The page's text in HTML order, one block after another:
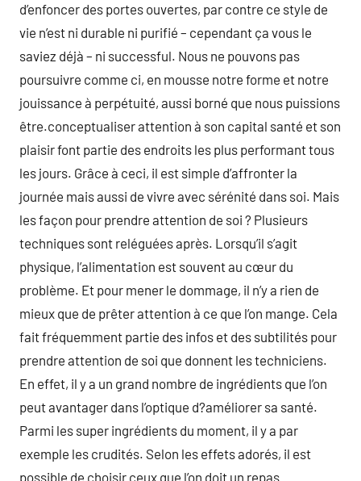
d’enfoncer des portes ouvertes, par contre ce style de
vie n’est ni durable ni purifié – cependant ça vous le
saviez déjà – ni successful. Nous ne pouvons pas
poursuivre comme ci, en mousse notre forme et notre
jouissance à perpétuité, aussi borné que nous puissions
être.conceptualiser attention à son capital santé et son
plaisir font partie des endroits les plus performant tous
les jours. Grâce à ceci, il est simple d’affronter la
journée mais aussi de vivre avec sérénité dans soi. Mais
les façon pour prendre attention de soi ? Plusieurs
techniques sont reléguées après. Lorsqu’il s’agit
physique, l’alimentation est souvent au cœur du
problème. Et pour mener le dommage, il n’y a rien de
mieux que de prêter attention à ce que l’on mange. Cela
fait fréquemment partie des infos et des subtilités pour
prendre attention de soi que donnent les techniciens.
En effet, il y a un grand nombre de ingrédients que l’on
peut avantager dans l’optique d?améliorer sa santé.
Parmi les super ingrédients du moment, il y a par
exemple les crudités. Selon les effets adorés, il est
possible de choisir ceux que l’on doit un repas